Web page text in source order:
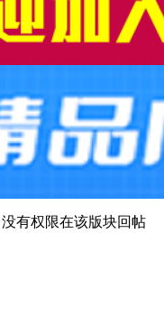
有权限在该版块回帖